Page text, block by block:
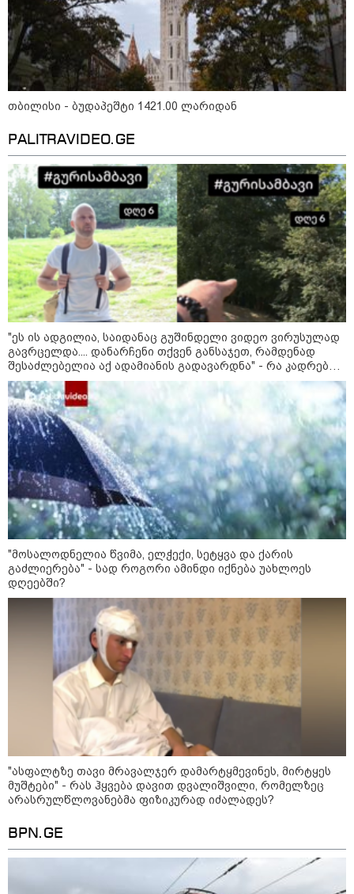
15:49 / 06-08-2026
შეიძინე ალდაგის სამოგზაურო დაზღვევა და
მიიღე გაორმაგებული ინტერნეტი
საზოგადოება
11:36 / 08-08-2026
წელიწადნახევარში საქართველოში 164
ადამიანი დაიკარგა - 57 პირს ამ დრომდე
ეძებენ
20:31 / 08-08-2026
"ის ამბავი ხომ გახსოვთ, ნიკა
მელიას რომ თავს დაესხნენ
სამტრედიაში, სწორედ იმ
ამბავზე, ხვალ, პროკურატურა
126-ე მუხლის პირველი
ნაწილით ბრალს წამიყენებს" -
ცოტნე მირცხულავა
19:52 / 08-08-2026
"სანაპირო რაიონებში
მოსალოდნელია წვიმა" -
გარემოს ეროვნული სააგენტოს
გაფრთხილება: რომელ
გაძლიერებას?
18:51 / 08-08-2026
"ზურგს უკან ლაჩრულად
თბილისი - ბუდაპეშტი 1421.00 ლარიდან
PALITRAVIDEO.GE
"ეს ის ადგილია, საიდანაც გუშინდელი ვიდეო ვირუსულად
გავრცელდა.... დანარჩენი თქვენ განსაჯეთ, რამდენად
შესაძლებელია აქ ადამიანის გადავარდნა" - რა კადრებს
აქვეყნებს კობა ახალაძე მლეთიდან, სადაც 12 წლის წინ
გურამ დადიანიძე გაუჩინარდა?
"მოსალოდნელია წვიმა, ელჭექი, სეტყვა და ქარის
გაძლიერება" - სად როგორი ამინდი იქნება უახლოეს
დღეებში?
"ასფალტზე თავი მრავალჯერ დამარტყმევინეს, მირტყეს
მუშტები" - რას ჰყვება დავით დვალიშვილი, რომელზეც
არასრულწლოვანებმა ფიზიკურად იძალადეს?
BPN.GE